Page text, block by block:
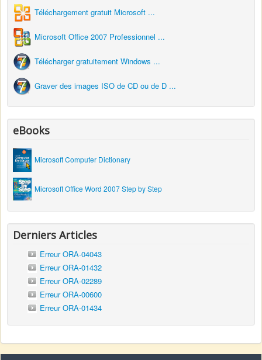
Téléchargement gratuit Microsoft ...
Microsoft Office 2007 Professionnel ...
Télécharger gratuitement Windows ...
Graver des images ISO de CD ou de D ...
eBooks
Microsoft Computer Dictionary
Microsoft Office Word 2007 Step by Step
Derniers Articles
Erreur ORA-04043
Erreur ORA-01432
Erreur ORA-02289
Erreur ORA-00600
Erreur ORA-01434